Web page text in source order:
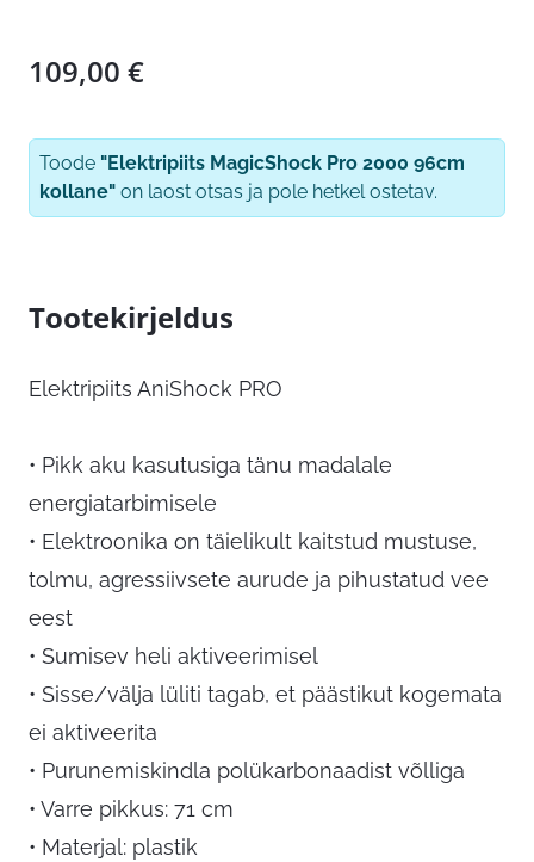
109,00 €
Toode "Elektripiits MagicShock Pro 2000 96cm
kollane" on laost otsas ja pole hetkel ostetav.
Tootekirjeldus
Elektripiits AniShock PRO
• Pikk aku kasutusiga tänu madalale
energiatarbimisele
• Elektroonika on täielikult kaitstud mustuse,
tolmu, agressiivsete aurude ja pihustatud vee
eest
• Sumisev heli aktiveerimisel
• Sisse/välja lüliti tagab, et päästikut kogemata
ei aktiveerita
• Purunemiskindla polükarbonaadist võlliga
• Varre pikkus: 71 cm
• Materjal: plastik